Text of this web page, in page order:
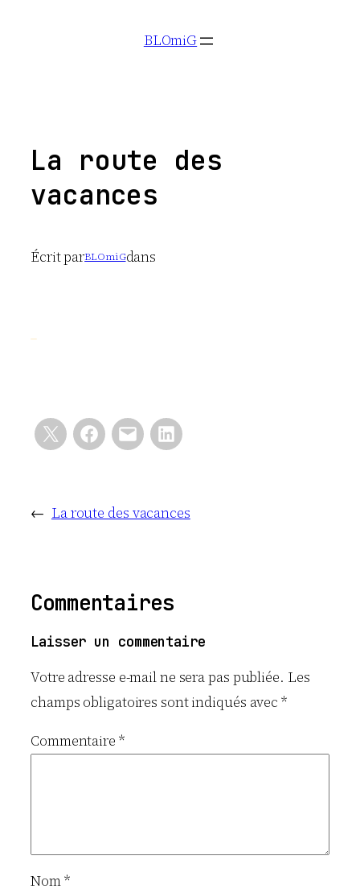
BLOmiG
La route des
vacances
Écrit parBLOmiGdans
← La route des vacances
Commentaires
Laisser un commentaire
Votre adresse e-mail ne sera pas publiée. Les
champs obligatoires sont indiqués avec*
Commentaire *
Nom*